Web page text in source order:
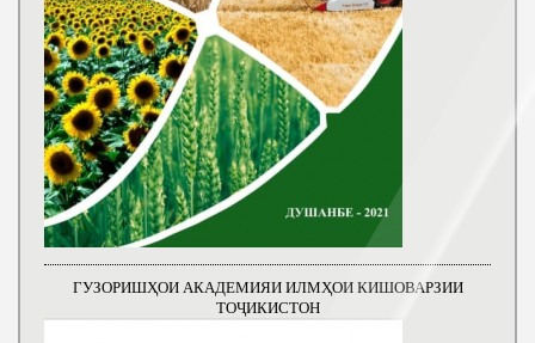
ГУЗОРИШҲОИ АКАДЕМИЯИ ИЛМҲОИ КИШОВАРЗИИ
ТОҶИКИСТОН